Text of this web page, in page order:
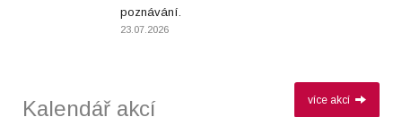
poznávání.
23.07.2026
více akcí
Kalendář akcí